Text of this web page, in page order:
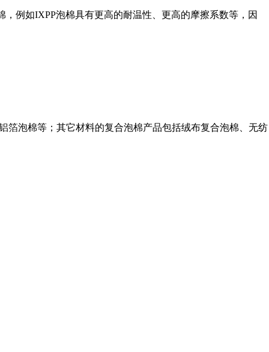
例如IXPP泡棉具有更高的耐温性、更高的摩擦系数等，因
泡棉等；其它材料的复合泡棉产品包括绒布复合泡棉、无纺